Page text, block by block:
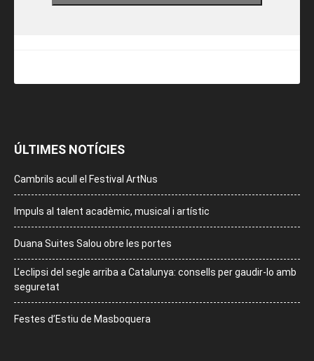
ÚLTIMES NOTÍCIES
Cambrils acull el Festival ArtNus
Impuls al talent acadèmic, musical i artístic
Duana Suites Salou obre les portes
L’eclipsi del segle arriba a Catalunya: consells per gaudir-lo amb
seguretat
Festes d’Estiu de Masboquera